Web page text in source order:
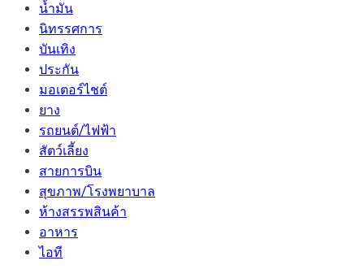
น้ำมัน
นิทรรศการ
บันเทิง
ประกัน
มอเตอร์ไชต์
ยาง
รถยนต์/ไฟฟ้า
สัตว์เลี้ยง
สายการบิน
สุขภาพ/โรงพยาบาล
ห้างสรรพสินค้า
อาหาร
ไอที